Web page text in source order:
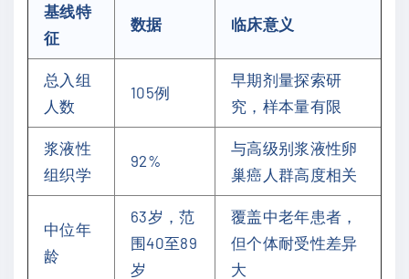
基线特
征
数据 临床意义
总入组
人数
105例
早期剂量探索研
究，样本量有限
浆液性
组织学
92%
与高级别浆液性卵
巢癌人群高度相关
中位年
龄
63岁，范
围40至89
岁
覆盖中老年患者，
但个体耐受性差异
大